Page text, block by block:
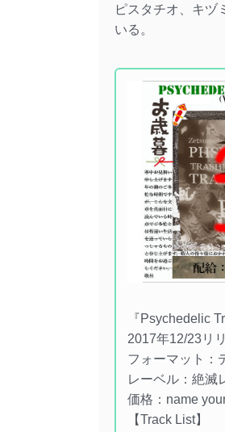
ピスタチオ、キヅ
いる。
『Psychedelic
2017年12/23リ
フォーマット：
レーベル：絶滅
価格：name
【Track List】